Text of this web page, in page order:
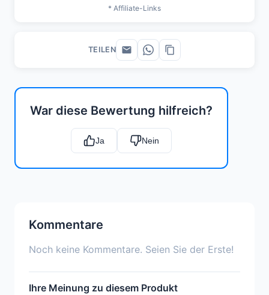
War diese Bewertung hilfreich?
Ja Nein
Kommentare
Noch keine Kommentare. Seien Sie der Erste!
Ihre Meinung zu diesem Produkt
* Affiliate-Links
TEILEN